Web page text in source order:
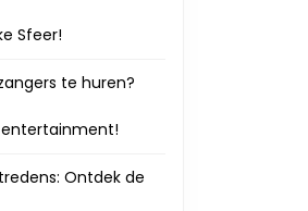
Sfeer!
te huren?
entertainment!
Ontdek de